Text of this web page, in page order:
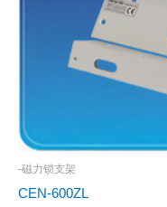
-磁力锁支架
CEN-600ZL